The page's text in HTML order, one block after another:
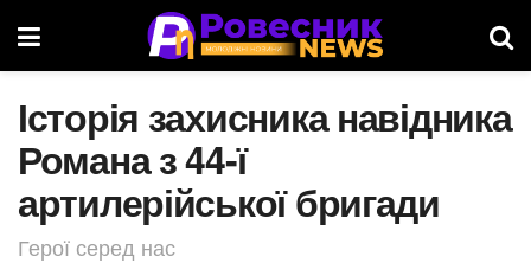
Історія захисника навідника
Романа з 44-ї
артилерійської бригади
Герої серед нас